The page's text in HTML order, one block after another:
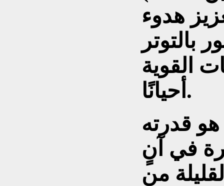
هدوء
بالتوتر
القوية
أحيانًا.
قدرته
في آنٍ
من